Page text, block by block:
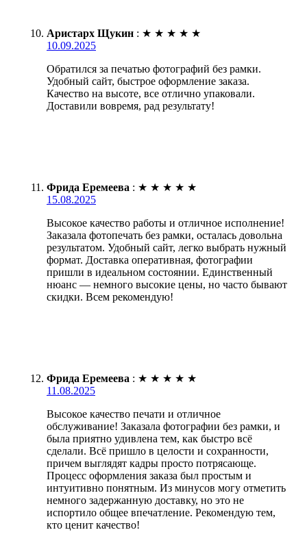
Аристарх Щукин : ★ ★ ★ ★ ★
10.09.2025
Обратился за печатью фотографий без рамки.
Удобный сайт, быстрое оформление заказа.
Качество на высоте, все отлично упаковали.
Доставили вовремя, рад результату!
Фрида Еремеева : ★ ★ ★ ★ ★
15.08.2025
Высокое качество работы и отличное исполнение!
Заказала фотопечать без рамки, осталась довольна
результатом. Удобный сайт, легко выбрать нужный
формат. Доставка оперативная, фотографии
пришли в идеальном состоянии. Единственный
нюанс — немного высокие цены, но часто бывают
скидки. Всем рекомендую!
Фрида Еремеева : ★ ★ ★ ★ ★
11.08.2025
Высокое качество печати и отличное
обслуживание! Заказала фотографии без рамки, и
была приятно удивлена тем, как быстро всё
сделали. Всё пришло в целости и сохранности,
причем выглядят кадры просто потрясающе.
Процесс оформления заказа был простым и
интуитивно понятным. Из минусов могу отметить
немного задержанную доставку, но это не
испортило общее впечатление. Рекомендую тем,
кто ценит качество!